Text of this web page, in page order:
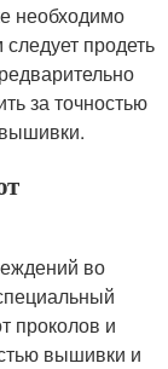
необходимо
продеть
за точностью
во
проколов и
вышивки и